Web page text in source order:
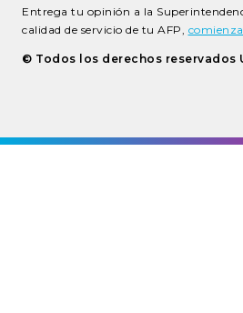
Entrega tu opinión a la
calidad de servicio de tu AFP,
© Todos los derechos reservados